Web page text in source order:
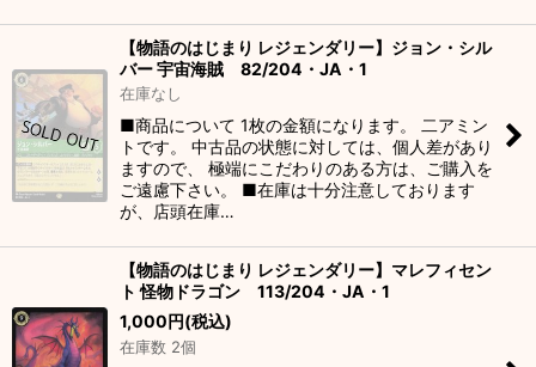
【物語のはじまり レジェンダリー】ジョン・シル
バー 宇宙海賊 82/204・JA・1
在庫なし
■商品について 1枚の金額になります。 二アミン
トです。 中古品の状態に対しては、個人差があり
ますので、 極端にこだわりのある方は、ご購入を
ご遠慮下さい。 ■在庫は十分注意しております
が、店頭在庫…
【物語のはじまり レジェンダリー】マレフィセン
ト 怪物ドラゴン 113/204・JA・1
1,000円(税込)
在庫数 2個